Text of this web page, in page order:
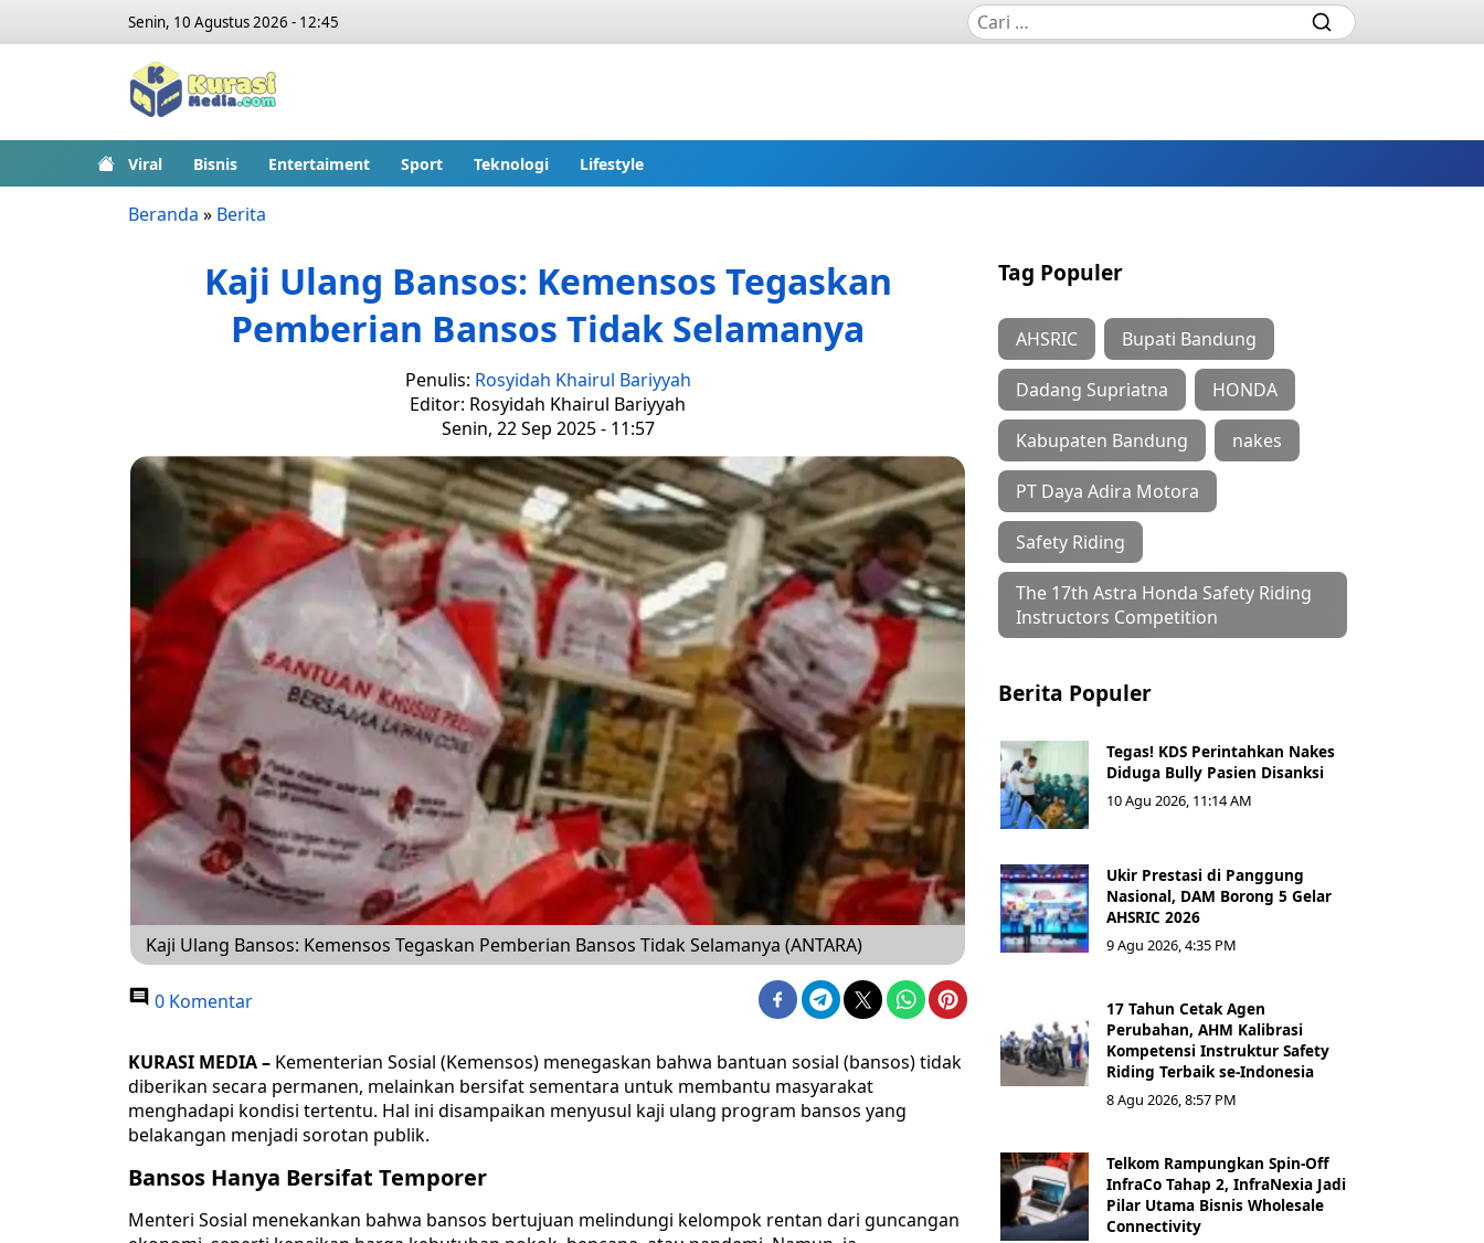
Senin, 10 Agustus 2026 - 12:45
Viral Bisnis Entertaiment Sport Teknologi Lifestyle
Beranda » Berita
Kaji Ulang Bansos: Kemensos Tegaskan
Pemberian Bansos Tidak Selamanya
Penulis: Rosyidah Khairul Bariyyah
Editor: Rosyidah Khairul Bariyyah
Senin, 22 Sep 2025 - 11:57
Kaji Ulang Bansos: Kemensos Tegaskan Pemberian Bansos Tidak Selamanya (ANTARA)
0 Komentar
KURASI MEDIA – Kementerian Sosial (Kemensos) menegaskan bahwa bantuan sosial (bansos) tidak
diberikan secara permanen, melainkan bersifat sementara untuk membantu masyarakat
menghadapi kondisi tertentu. Hal ini disampaikan menyusul kaji ulang program bansos yang
belakangan menjadi sorotan publik.
Bansos Hanya Bersifat Temporer
Menteri Sosial menekankan bahwa bansos bertujuan melindungi kelompok rentan dari guncangan
Tag Populer
AHSRIC Bupati Bandung
Dadang Supriatna HONDA
Kabupaten Bandung nakes
PT Daya Adira Motora
Safety Riding
The 17th Astra Honda Safety Riding
Instructors Competition
Berita Populer
Tegas! KDS Perintahkan Nakes
Diduga Bully Pasien Disanksi
10 Agu 2026, 11:14 AM
Ukir Prestasi di Panggung
Nasional, DAM Borong 5 Gelar
AHSRIC 2026
9 Agu 2026, 4:35 PM
17 Tahun Cetak Agen
Perubahan, AHM Kalibrasi
Kompetensi Instruktur Safety
Riding Terbaik se-Indonesia
8 Agu 2026, 8:57 PM
Telkom Rampungkan Spin-Off
InfraCo Tahap 2, InfraNexia Jadi
Pilar Utama Bisnis Wholesale
Connectivity